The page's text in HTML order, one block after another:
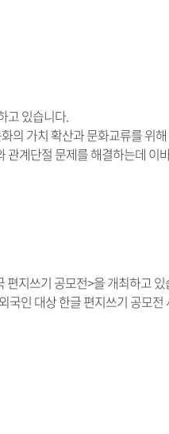
고 있습니다.
의 가치 확산과 문화교류를 위
계단절 문제를 해결하는데 이
지쓰기 공모전>을 개최하고 있
인 대상 한글 편지쓰기 공모